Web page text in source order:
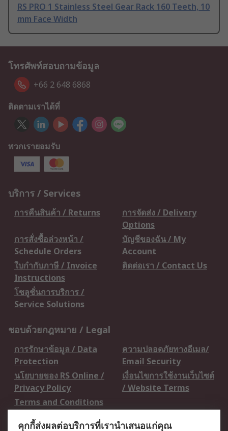
RS PRO 1 Stainless Steel Gear Rack 160 Teeth, 10
mm Face Width
โทรศัพท์สอบถามข้อมูล
+66 2 648 6868
ติดตามเราได้ที่
พวกเรายอมรับ
บริการ / Services
การคืนสินค้า / Returns
การจัดส่ง / Delivery
Options
การสั่งซื้อล่วงหน้า /
Schedule Orders
บัญชีของฉัน / My
Account
ใบกำกับภาษี / Invoice
Instructions
ติดต่อเรา / Contact Us
โซลูชั่นการบริการ /
Service Solutions
ชอบด้วยกฎหมาย / Legal
การรักษาข้อมูล / Data
Protection
ความปลอดภัยทางอีเมล/
Email Security
นโยบายของ RS Online /
Privacy Policy
เงื่อนไขการใช้งานเว็บไซต์
/ Website Terms
Terms and Conditions
คุกกี้ส่งผลต่อบริการที่เรานำเสนอแก่คุณ